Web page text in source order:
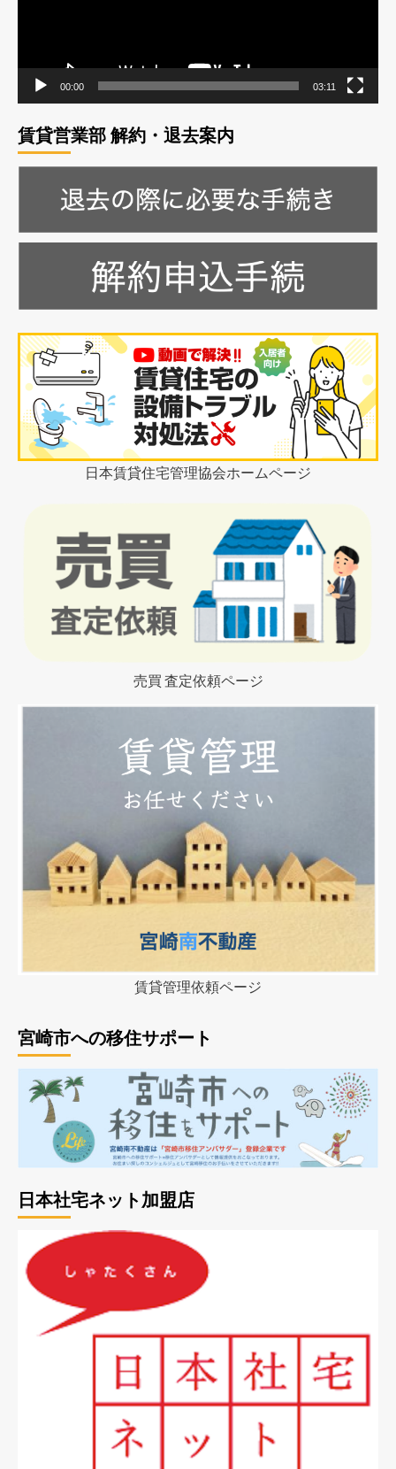
00:00 03:11
賃貸営業部 解約・退去案内
日本賃貸住宅管理協会ホームページ
売買 査定依頼ページ
賃貸管理依頼ページ
宮崎市への移住サポート
日本社宅ネット加盟店